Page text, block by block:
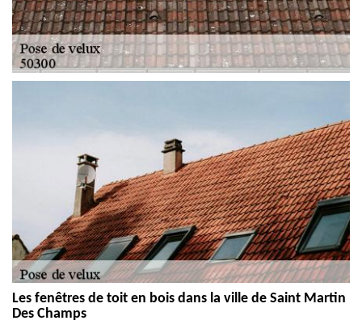
Les fenêtres de toit en bois dans la ville de Saint Martin
Des Champs